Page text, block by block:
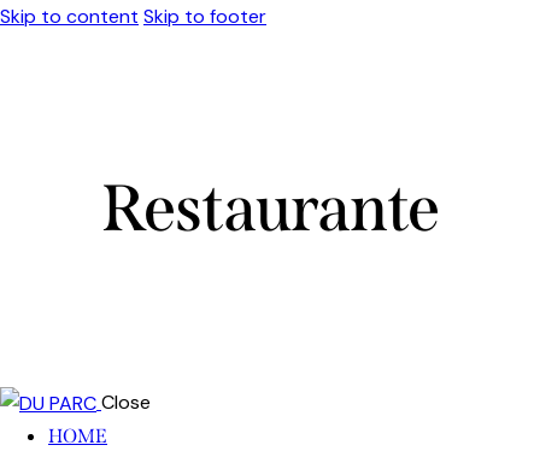
Skip to content Skip to footer
Restaurante
Close
HOME